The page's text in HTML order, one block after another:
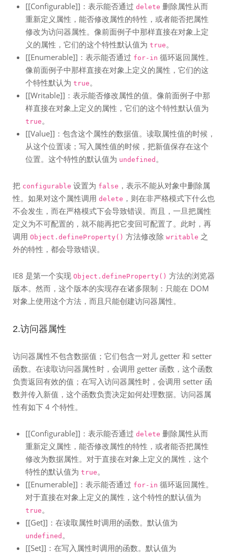
[[Configurable]]：表示能否通过 delete 删除属性从而
重新定义属性，能否修改属性的特性，或者能否把属性
修改为访问器属性。像前面例子中那样直接在对象上定
义的属性，它们的这个特性默认值为 true。
[[Enumerable]]：表示能否通过 for-in 循环返回属性。
像前面例子中那样直接在对象上定义的属性，它们的这
个特性默认为 true。
[[Writable]]：表示能否修改属性的值。像前面例子中那
样直接在对象上定义的属性，它们的这个特性默认值为
true。
[[Value]]：包含这个属性的数据值。读取属性值的时候，
从这个位置读；写入属性值的时候，把新值保存在这个
位置。这个特性的默认值为 undefined 。
把 configurable 设置为 false ，表示不能从对象中删除属
性。如果对这个属性调用 delete ，则在非严格模式下什么也
不会发生，而在严格模式下会导致错误。而且，一旦把属性
定义为不可配置的，就不能再把它变回可配置了。此时，再
调用 Object.defineProperty() 方法修改除 writable 之
外的特性，都会导致错误。
IE8 是第一个实现 Object.defineProperty() 方法的浏览器
版本。然而，这个版本的实现存在诸多限制：只能在 DOM
对象上使用这个方法，而且只能创建访问器属性。
2.访问器属性
访问器属性不包含数据值；它们包含一对儿 getter 和 setter
函数。在读取访问器属性时，会调用 getter 函数，这个函数
负责返回有效的值；在写入访问器属性时，会调用 setter 函
数并传入新值，这个函数负责决定如何处理数据。访问器属
性有如下 4 个特性。
[[Configurable]]：表示能否通过 delete 删除属性从而
重新定义属性，能否修改属性的特性，或者能否把属性
修改为数据属性。对于直接在对象上定义的属性，这个
特性的默认值为 true。
[[Enumerable]]：表示能否通过 for-in 循环返回属性。
对于直接在对象上定义的属性，这个特性的默认值为
true。
[[Get]]：在读取属性时调用的函数。默认值为
undefined 。
[[Set]]：在写入属性时调用的函数。默认值为